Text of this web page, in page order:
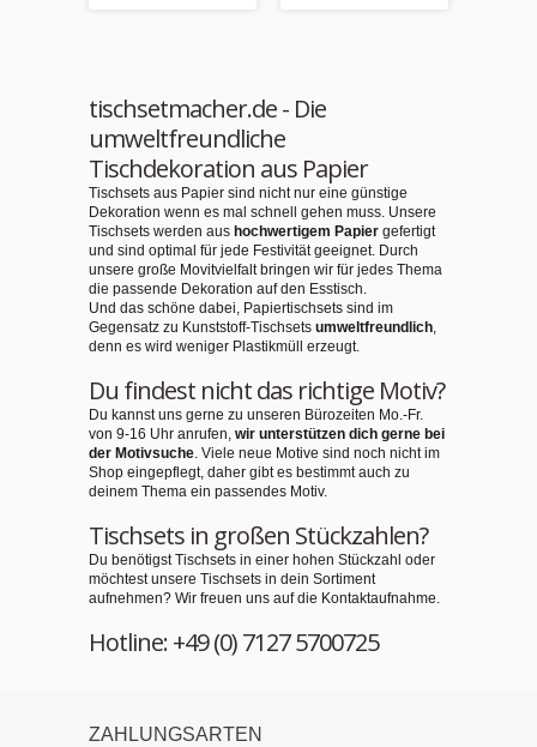
tischsetmacher.de - Die
umweltfreundliche
Tischdekoration aus Papier
Tischsets aus Papier sind nicht nur eine günstige
Dekoration wenn es mal schnell gehen muss. Unsere
Tischsets werden aus hochwertigem Papier gefertigt
und sind optimal für jede Festivität geeignet. Durch
unsere große Movitvielfalt bringen wir für jedes Thema
die passende Dekoration auf den Esstisch.
Und das schöne dabei, Papiertischsets sind im
Gegensatz zu Kunststoff-Tischsets umweltfreundlich,
denn es wird weniger Plastikmüll erzeugt.
Du findest nicht das richtige Motiv?
Du kannst uns gerne zu unseren Bürozeiten Mo.-Fr.
von 9-16 Uhr anrufen, wir unterstützen dich gerne bei
der Motivsuche. Viele neue Motive sind noch nicht im
Shop eingepflegt, daher gibt es bestimmt auch zu
deinem Thema ein passendes Motiv.
Tischsets in großen Stückzahlen?
Du benötigst Tischsets in einer hohen Stückzahl oder
möchtest unsere Tischsets in dein Sortiment
aufnehmen? Wir freuen uns auf die Kontaktaufnahme.
Hotline: +49 (0) 7127 5700725
ZAHLUNGSARTEN